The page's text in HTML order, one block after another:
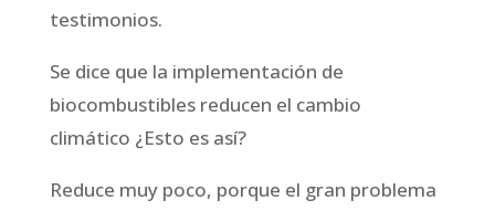
testimonios.
Se dice que la implementación de
biocombustibles reducen el cambio
climático ¿Esto es así?
Reduce muy poco, porque el gran problema